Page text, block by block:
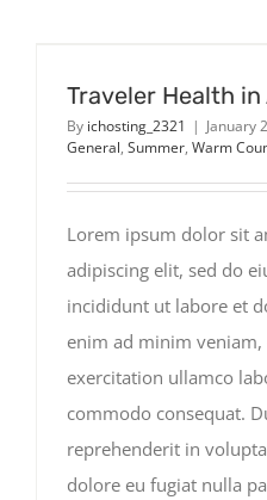
Traveler Health
By ichosting_2321 | January
General, Summer, Warm
Lorem ipsum dolor sit
adipiscing elit, sed do
incididunt ut labore et
enim ad minim
exercitation ullamco
commodo consequat.
reprehenderit in
dolore eu fugiat nulla